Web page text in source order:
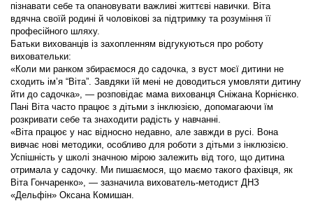
пізнавати себе та опановувати важливі життєві навички. Віта
вдячна своїй родині й чоловікові за підтримку та розуміння її
професійного шляху.
Батьки вихованців із захопленням відгукуються про роботу
виховательки:
«Коли ми ранком збираємося до садочка, з вуст моєї дитини не
сходить ім’я “Віта”. Завдяки їй мені не доводиться умовляти дитину
йти до садочка», — розповідає мама вихованця Сніжана Корнієнко.
Пані Віта часто працює з дітьми з інклюзією, допомагаючи їм
розкривати себе та знаходити радість у навчанні.
«Віта працює у нас відносно недавно, але завжди в русі. Вона
вивчає нові методики, особливо для роботи з дітьми з інклюзією.
Успішність у школі значною мірою залежить від того, що дитина
отримала у садочку. Ми пишаємося, що маємо такого фахівця, як
Віта Гончаренко», — зазначила вихователь-методист ДНЗ
«Дельфін» Оксана Комишан.